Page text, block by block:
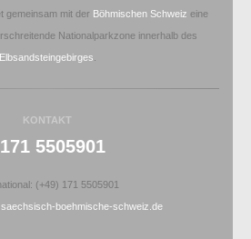
gemeinsam mit der Böhmischen Schweiz eine
Nationalparkzone innerhalb des
Elbsandsteingebirges
KONTAKT
5505901
(+49) 171 5505901
boehmische-schweiz.de